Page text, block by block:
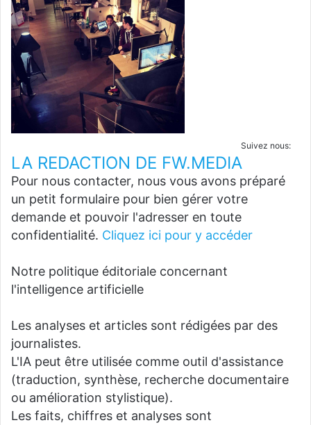
Suivez nous:
LA REDACTION DE FW.MEDIA
Pour nous contacter, nous vous avons préparé
un petit formulaire pour bien gérer votre
demande et pouvoir l'adresser en toute
confidentialité. Cliquez ici pour y accéder
Notre politique éditoriale concernant
l'intelligence artificielle
Les analyses et articles sont rédigées par des
journalistes.
L'IA peut être utilisée comme outil d'assistance
(traduction, synthèse, recherche documentaire
ou amélioration stylistique).
Les faits, chiffres et analyses sont